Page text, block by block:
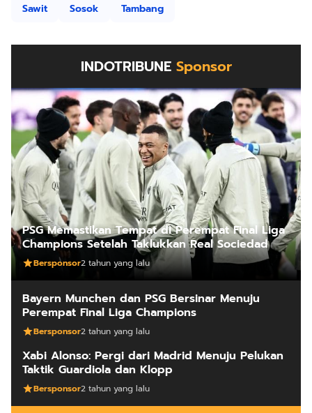
Sawit
Sosok Tambang
INDOTRIBUNE Sponsor
PSG Memastikan Tempat di Perempat Final Liga
Champions Setelah Taklukkan Real Sociedad
Bersponsor2 tahun yang lalu
Bayern Munchen dan PSG Bersinar Menuju
Perempat Final Liga Champions
Bersponsor2 tahun yang lalu
Xabi Alonso: Pergi dari Madrid Menuju Pelukan
Taktik Guardiola dan Klopp
Bersponsor2 tahun yang lalu